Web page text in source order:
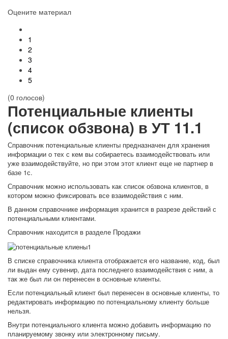
Оцените материал
1
2
3
4
5
(0 голосов)
Потенциальные клиенты
(список обзвона) в УТ 11.1
Справочник потенциальные клиенты предназначен для хранения
информации о тех с кем вы собираетесь взаимодействовать или
уже взаимодействуйте, но при этом этот клиент еще не партнер в
базе 1с.
Справочник можно использовать как список обзвона клиентов, в
котором можно фиксировать все взаимодействия с ним.
В данном справочнике информация хранится в разрезе действий с
потенциальными клиентами.
Справочник находится в разделе Продажи
В списке справочника клиента отображается его название, код, был
ли выдан ему сувенир, дата последнего взаимодействия с ним, а
так же был ли он перенесен в основные клиенты.
Если потенциальный клиент был перенесен в основные клиенты, то
редактировать информацию по потенциальному клиенту больше
нельзя.
Внутри потенциального клиента можно добавить информацию по
планируемому звонку или электронному письму.